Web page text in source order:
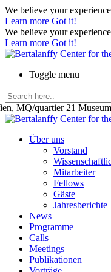
We believe your
Learn more Got it!
We believe your
Learn more Got it!
Toggle menu
MQ/quartier 21
Über uns
Vorstand
Mitarbeiter
Fellows
Gäste
Jahresberichte
News
Programme
Calls
Meetings
Publikationen